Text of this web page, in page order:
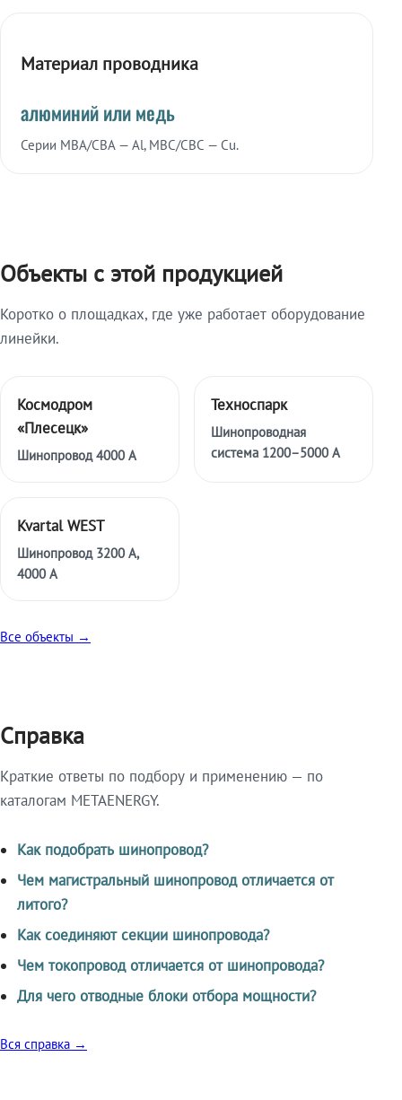
Материал проводника
алюминий или медь
Серии МВА/СВА — Al, МВС/СВС — Cu.
Объекты с этой продукцией
Коротко о площадках, где уже работает оборудование
линейки.
Космодром
«Плесецк»
Шинопровод 4000 А
Техноспарк
Шинопроводная
система 1200–5000 А
Kvartal WEST
Шинопровод 3200 А,
4000 А
Все объекты →
Справка
Краткие ответы по подбору и применению — по
каталогам METAENERGY.
Как подобрать шинопровод?
Чем магистральный шинопровод отличается от
литого?
Как соединяют секции шинопровода?
Чем токопровод отличается от шинопровода?
Для чего отводные блоки отбора мощности?
Вся справка →